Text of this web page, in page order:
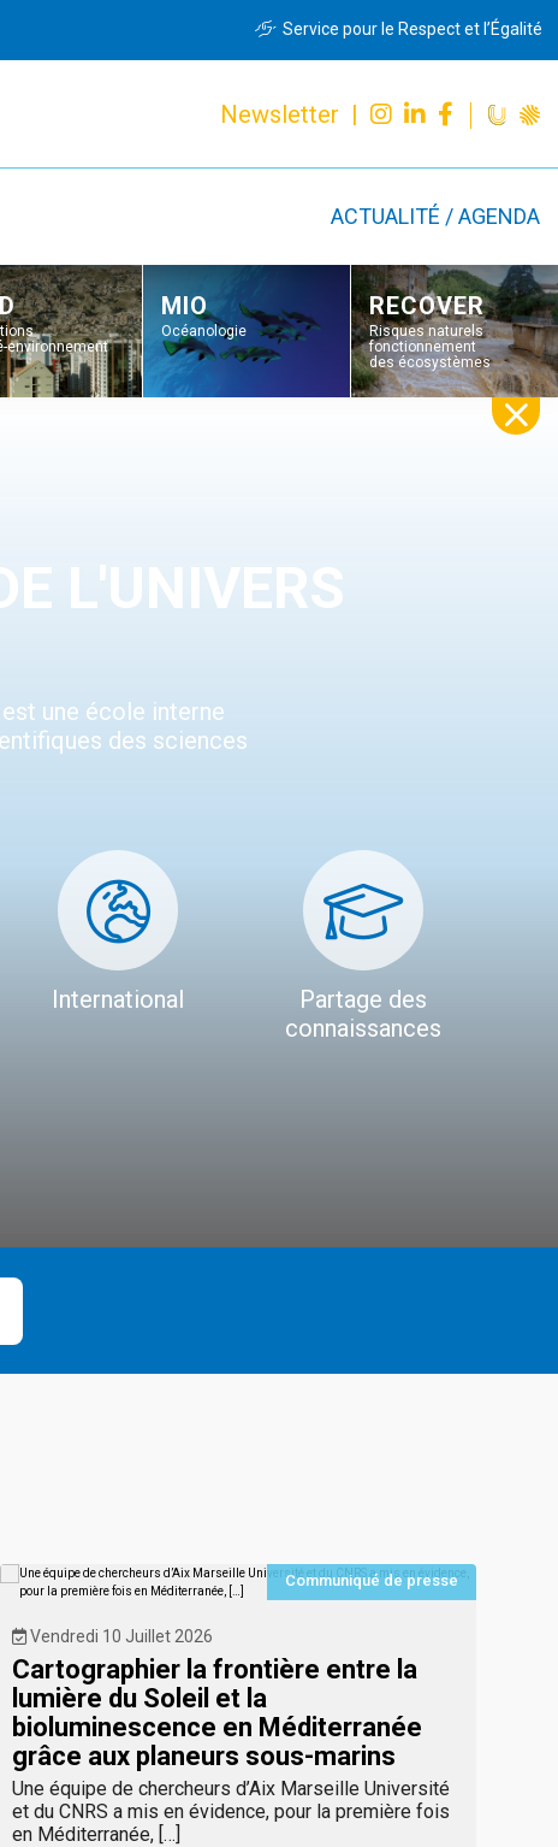
Service pour le Respect et l’Égalité
Newsletter |
ACTUALITÉ / AGENDA
environnement
MIO
Océanologie
RECOVER
Risques naturels
fonctionnement
des écosystèmes
L'UNIVERS
est une école interne
des sciences
International
Partage des
connaissances
Communiqué de presse
Vendredi 10 Juillet 2026
Cartographier la frontière entre la
lumière du Soleil et la
bioluminescence en Méditerranée
grâce aux planeurs sous-marins
Une équipe de chercheurs d’Aix Marseille Université
et du CNRS a mis en évidence, pour la première fois
en Méditerranée, […]